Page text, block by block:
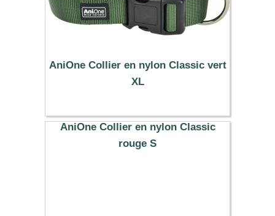
AniOne Collier en nylon Classic vert
XL
10.99 €
AniOne Collier en nylon Classic
rouge S